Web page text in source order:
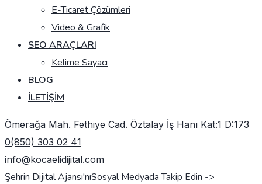
E-Ticaret Çözümleri
Video & Grafik
SEO ARAÇLARI
Kelime Sayacı
BLOG
İLETIŞIM
Ömerağa Mah. Fethiye Cad. Öztalay İş Hanı Kat:1 D:173
0(850) 303 02 41
info@kocaelidijital.com
Şehrin Dijital Ajansı'nıSosyal Medyada Takip Edin ->